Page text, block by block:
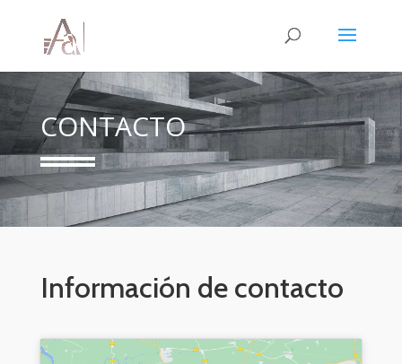
CONTACTO
Información de contacto